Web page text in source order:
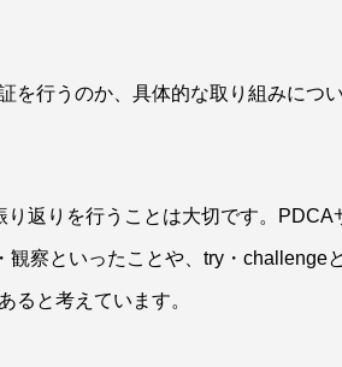
を行うのか、具体的な取り組みについ
返りを行うことは大切です。PDCA
察といったことや、try・challengeと
ると考えています。